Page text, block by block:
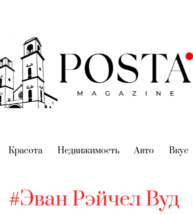
Красота (current)
Недвижимость(current)
Авто (current)
Вкус
#Эван Рэйчел Вуд